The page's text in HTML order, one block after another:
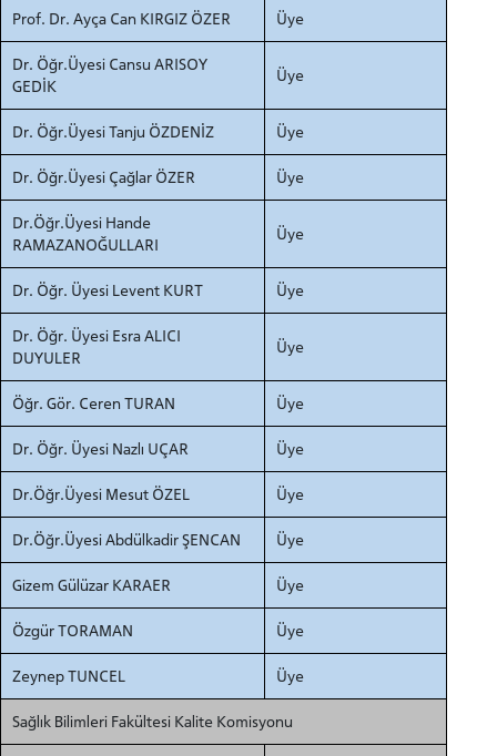
Prof. Dr. Ayça Can KIRGIZ ÖZER Üye
Dr. Öğr.Üyesi Cansu ARISOY
GEDİK
Üye
Dr. Öğr.Üyesi Tanju ÖZDENİZ Üye
Dr. Öğr.Üyesi Çağlar ÖZER Üye
Dr.Öğr.Üyesi Hande
RAMAZANOĞULLARI
Üye
Dr. Öğr. Üyesi Levent KURT Üye
Dr. Öğr. Üyesi Esra ALICI
DUYULER
Üye
Öğr. Gör. Ceren TURAN Üye
Dr. Öğr. Üyesi Nazlı UÇAR Üye
Dr.Öğr.Üyesi Mesut ÖZEL Üye
Dr.Öğr.Üyesi Abdülkadir ŞENCAN Üye
Gizem Gülüzar KARAER Üye
Özgür TORAMAN Üye
Zeynep TUNCEL Üye
Sağlık Bilimleri Fakültesi Kalite Komisyonu